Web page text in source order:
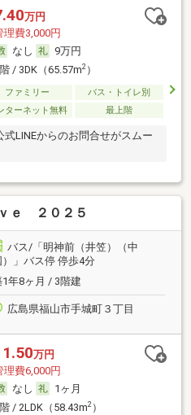
万円
理費3,000円
なし
9万円
/ 3DK（65.57m2）
ファミリー
バス・トイレ別
ターネット無料 最上階
LINEからのお問合せがスムー
ｅ ２０２５
バス/「明神前（井笠）（中
）」バス停 停歩4分
1年8ヶ月 / 3階建
広島県福山市手城町３丁目
万円
理費6,000円
なし
1ヶ月
/ 2LDK（58.43m2）